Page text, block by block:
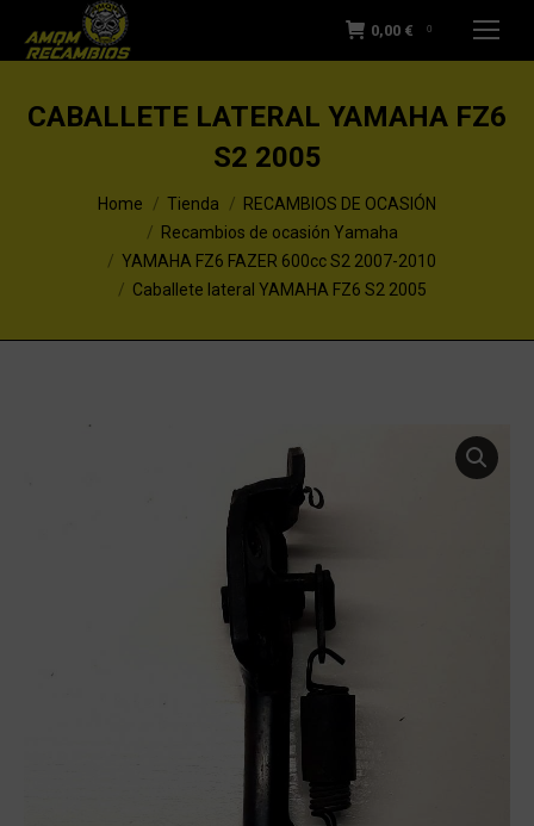
0,00 € 0
CABALLETE LATERAL YAMAHA FZ6
S2 2005
You are here:Home Tienda
RECAMBIOS DE OCASIÓN
Recambios de ocasión Yamaha
YAMAHA FZ6 FAZER 600cc S2 2007-2010
Caballete lateral YAMAHA FZ6 S2 2005